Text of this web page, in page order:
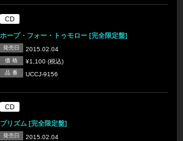
CD
ホープ・フォー・トゥモロー [完全限定盤]
発売日 2015.02.04
価 格 ¥1,100 (税込)
品 番 UCCJ-9156
CD
プリズム [完全限定盤]
発売日 2015.02.04